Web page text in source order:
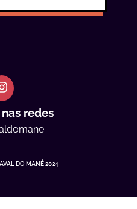
redes
DO MANÉ 2024